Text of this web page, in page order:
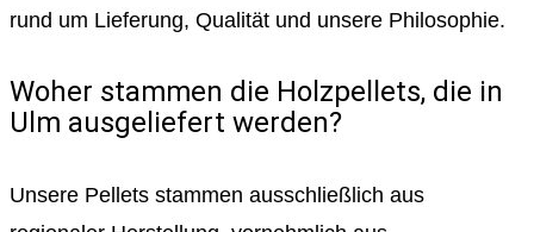
rund um Lieferung, Qualität und unsere Philosophie.
Woher stammen die Holzpellets, die in
Ulm ausgeliefert werden?
Unsere Pellets stammen ausschließlich aus